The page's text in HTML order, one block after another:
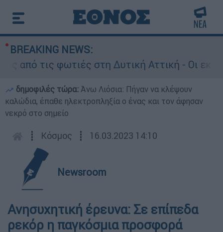
BREAKING NEWS:
τις φωτιές στη Δυτική Αττική - Οι
δημοφιλές τώρα: Άνω Λιόσια: Πήγαν να κλέψουν
καλώδια, έπαθε ηλεκτροπληξία ο ένας και τον άφησαν
νεκρό στο σημείο
┋ Κόσμος ┋ 16.03.2023 14:10
Newsroom
Ανησυχητική έρευνα: Σε επίπεδα
ρεκόρ η παγκόσμια προσφορά